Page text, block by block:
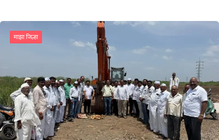
माझा जिल्हा